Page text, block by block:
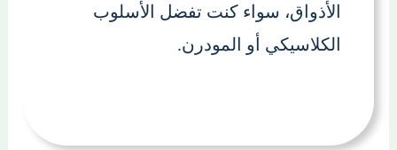
الأذواق، سواء كنت تفضل الأسلوب
الكلاسيكي أو المودرن.